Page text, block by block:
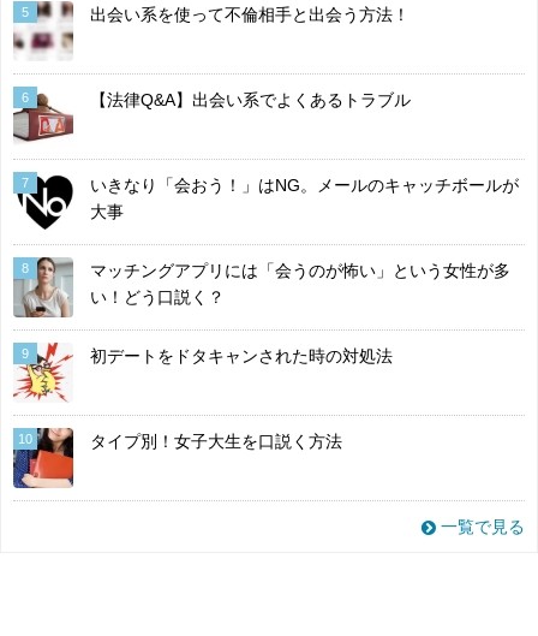
5 出会い系を使って不倫相手と出会う方法！
6 【法律Q&A】出会い系でよくあるトラブル
7
いきなり「会おう！」はNG。メールのキャッチボールが
大事
8
マッチングアプリには「会うのが怖い」という女性が多
い！どう口説く？
9 初デートをドタキャンされた時の対処法
10 タイプ別！女子大生を口説く方法
一覧で見る